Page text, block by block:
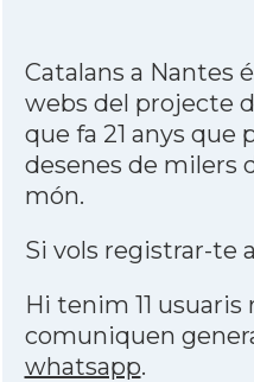
Catalans a Nantes
webs del projecte
que fa 21 anys que
desenes de milers
món.
Si vols registrar-te
Hi tenim 11
comuniquen
whatsapp.